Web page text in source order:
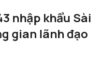
nhập khẩu Sài
gian lãnh đạo